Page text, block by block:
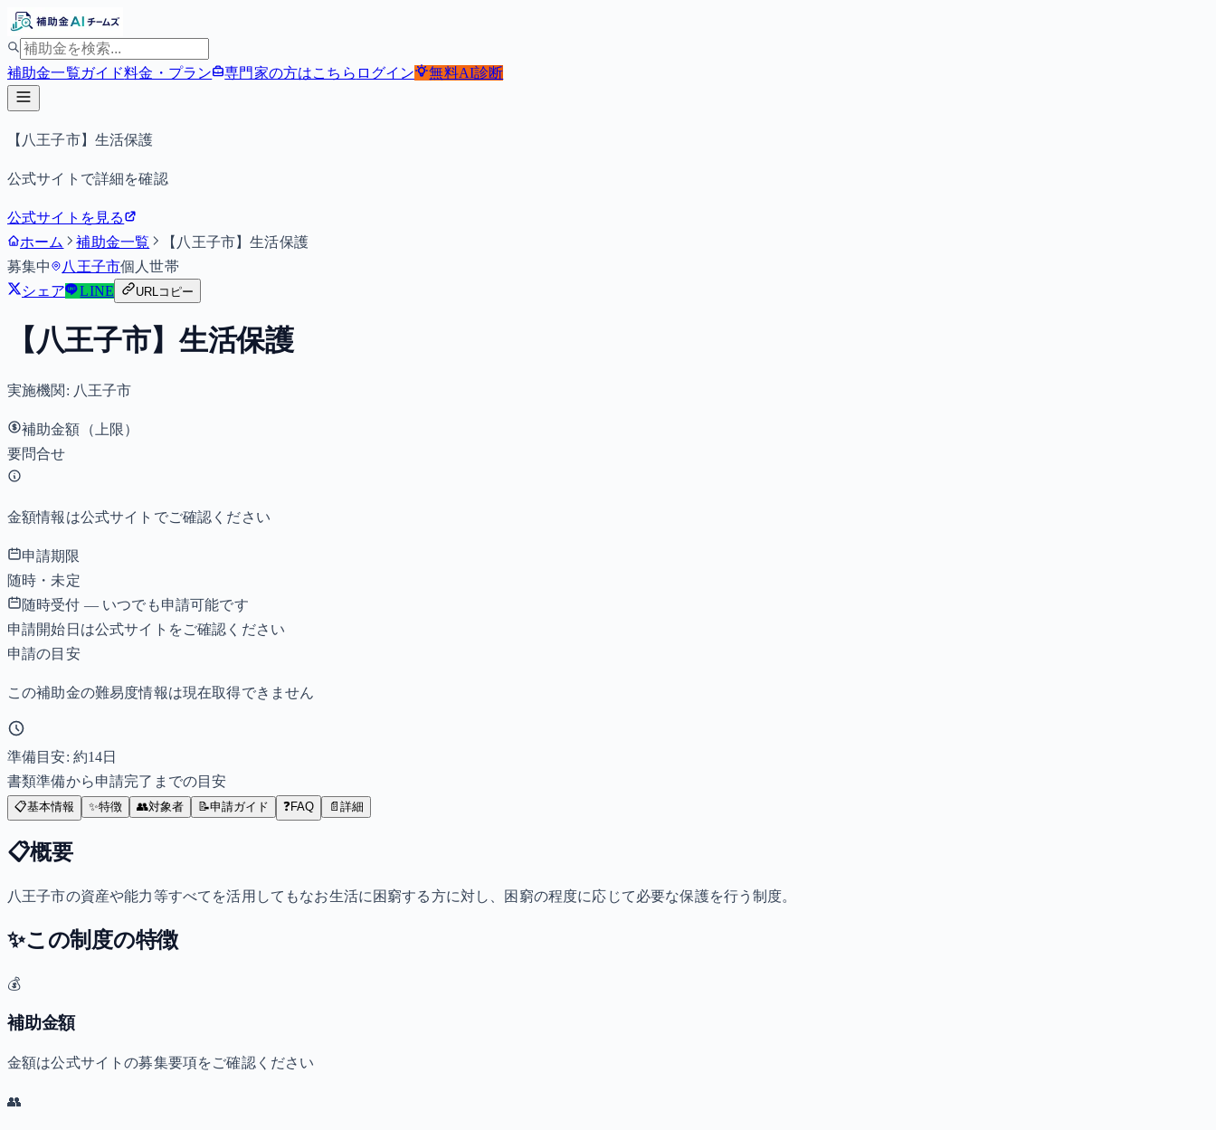
補助金一覧ガイド料金・プラン 専門家の方はこちら ログイン 無料AI診断
【八王子市】生活保護
公式サイトで詳細を確認
公式サイトを見る
ホーム
補助金一覧
【八王子市】生活保護
募集中
八王子市個人世帯
シェア
LINE URLコピー
【八王子市】生活保護
実施機関: 八王子市
補助金額（上限）
要問合せ
金額情報は公式サイトでご確認ください
申請期限
随時・未定
随時受付 — いつでも申請可能です
申請開始日は公式サイトをご確認ください
申請の目安
この補助金の難易度情報は現在取得できません
準備目安: 約14日
書類準備から申請完了までの目安
📋基本情報 ✨特徴 👥対象者 📝申請ガイド ❓FAQ 📄 詳細
📋概要
八王子市の資産や能力等すべてを活用してもなお生活に困窮する方に対し、困窮の程度に応じて必要な保護を行う制度。
✨この制度の特徴
💰
補助金額
金額は公式サイトの募集要項をご確認ください
👥